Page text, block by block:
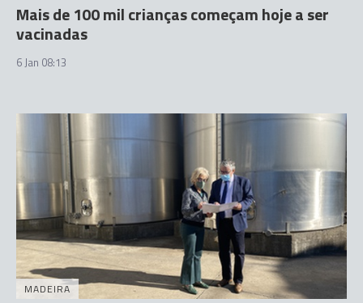
Mais de 100 mil crianças começam hoje a ser
vacinadas
6 Jan 08:13
MADEIRA